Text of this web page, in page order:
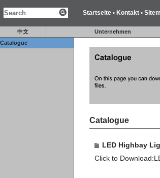
Startseite • Kontakt •
中文 Unternehmen
Catalogue
Catalogue
LED Highbay
Click to